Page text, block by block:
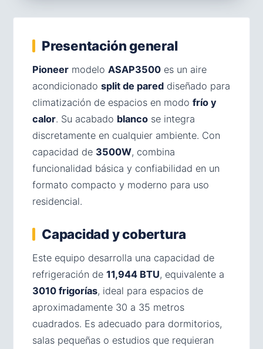
Presentación general
Pioneer modelo ASAP3500 es un aire
acondicionado split de pared diseñado para
climatización de espacios en modo frío y
calor. Su acabado blanco se integra
discretamente en cualquier ambiente. Con
capacidad de 3500W, combina
funcionalidad básica y confiabilidad en un
formato compacto y moderno para uso
residencial.
Capacidad y cobertura
Este equipo desarrolla una capacidad de
refrigeración de 11,944 BTU, equivalente a
3010 frigorías, ideal para espacios de
aproximadamente 30 a 35 metros
cuadrados. Es adecuado para dormitorios,
salas pequeñas o estudios que requieran